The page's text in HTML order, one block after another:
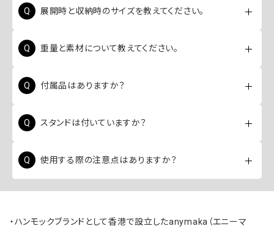
展開時と収納時のサイズを教えてください。
11cm×11cm×17cmと非常にコンパクトになります。
重量と素材について教えてください。
れた40Dダイヤモンドリップストップナイロンを使用して
付属品はありますか？
ます。
スタンドは付いていますか？
含まれていません。
使用する際の注意点はありますか？
・ハンモックブランドとして香港で設立したanymaka（エニーマ